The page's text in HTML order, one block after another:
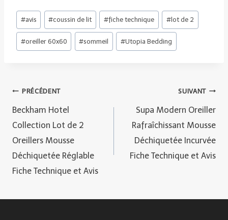
Étiquettes
de
la
#avis #coussin de lit #fiche technique #lot de 2
#oreiller 60x60 #sommeil #Utopia Bedding
Navigation
de
l’article
PRÉCÉDENT
Beckham Hotel
Collection Lot de 2
Oreillers Mousse
Déchiquetée Réglable
Fiche Technique et Avis
SUIVANT
Supa Modern Oreiller
Rafraîchissant Mousse
Déchiquetée Incurvée
Fiche Technique et Avis